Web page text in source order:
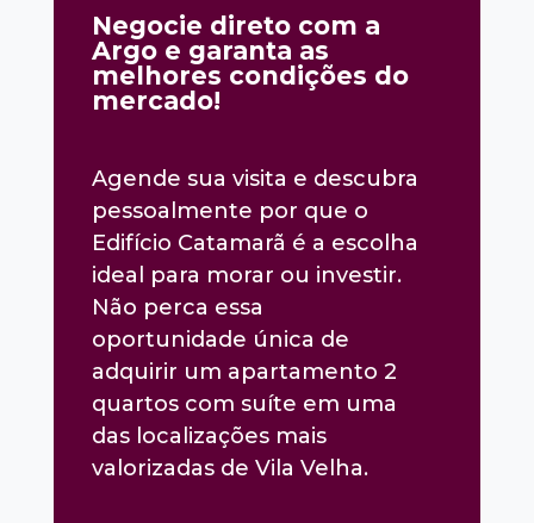
Negocie direto com a
Argo e garanta as
melhores condições do
mercado!
Agende sua visita e descubra
pessoalmente por que o
Edifício Catamarã é a escolha
ideal para morar ou investir.
Não perca essa
oportunidade única de
adquirir um apartamento 2
quartos com suíte em uma
das localizações mais
valorizadas de Vila Velha.